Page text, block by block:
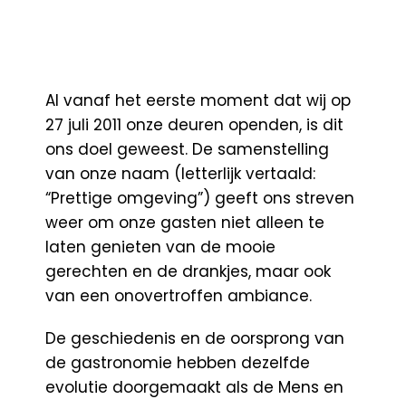
Al vanaf het eerste moment dat wij op
27 juli 2011 onze deuren openden, is dit
ons doel geweest. De samenstelling
van onze naam (letterlijk vertaald:
“Prettige omgeving”) geeft ons streven
weer om onze gasten niet alleen te
laten genieten van de mooie
gerechten en de drankjes, maar ook
van een onovertroffen ambiance.
De geschiedenis en de oorsprong van
de gastronomie hebben dezelfde
evolutie doorgemaakt als de Mens en